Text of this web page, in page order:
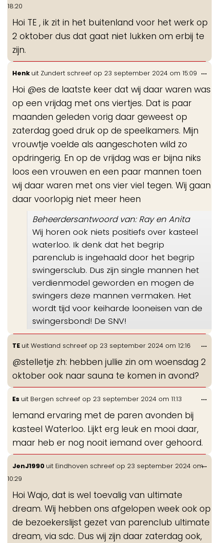
18:20
Hoi TE , ik zit in het buitenland voor het werk op
2 oktober dus dat gaat niet lukken om erbij te
zijn.
Henk uit Zundert schreef op 23 september 2024 om 15:09
Hoi @es de laatste keer dat wij daar waren was
op een vrijdag met ons viertjes. Dat is paar
maanden geleden vorig daar geweest op
zaterdag goed druk op de speelkamers. Mijn
vrouwtje voelde als aangeschoten wild zo
opdringerig. En op de vrijdag was er bijna niks
loos een vrouwen en een paar mannen toen
wij daar waren met ons vier viel tegen. Wij gaan
daar voorlopig niet meer heen
Beheerdersantwoord van: Ray en Anita
Wij horen ook niets positiefs over kasteel
waterloo. Ik denk dat het begrip
parenclub is ingehaald door het begrip
swingersclub. Dus zijn single mannen het
verdienmodel geworden en mogen de
swingers deze mannen vermaken. Het
wordt tijd voor keiharde looneisen van de
swingersbond! De SNV!
...
TE uit Westland schreef op 23 september 2024 om 12:16
@stelletje zh: hebben jullie zin om woensdag 2
oktober ook naar sauna te komen in avond?
...
Es uit Bergen schreef op 23 september 2024 om 11:13
Iemand ervaring met de paren avonden bij
kasteel Waterloo. Lijkt erg leuk en mooi daar,
maar heb er nog nooit iemand over gehoord.
...
JenJ1990 uit Eindhoven schreef op 23 september 2024 om
10:29
Hoi Wajo, dat is wel toevalig van ultimate
dream. Wij hebben ons afgelopen week ook op
de bezoekerslijst gezet van parenclub ultimate
dream, via sdc. Dus wij zijn daar zaterdag ook,
...